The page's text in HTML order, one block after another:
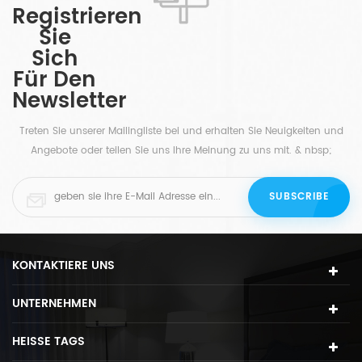
Acryldiffusor an der Unterseite, um glatte und doch
Registrieren
Sie
Sich
Für Den
Newsletter
Treten Sie unserer Mailingliste bei und erhalten Sie Neuigkeiten und
Angebote oder teilen Sie uns Ihre Meinung zu uns mit. & nbsp;
KONTAKTIERE UNS
UNTERNEHMEN
HEISSE TAGS